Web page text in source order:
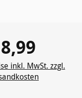
Preis:
inkl. MwSt. zzgl.